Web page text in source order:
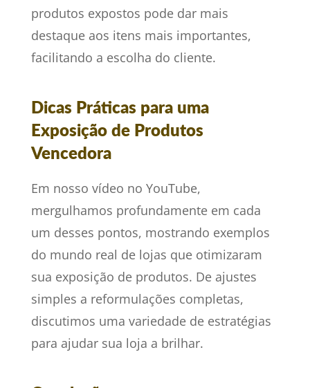
produtos expostos pode dar mais
destaque aos itens mais importantes,
facilitando a escolha do cliente.
Dicas Práticas para uma
Exposição de Produtos
Vencedora
Em nosso vídeo no YouTube,
mergulhamos profundamente em cada
um desses pontos, mostrando exemplos
do mundo real de lojas que otimizaram
sua exposição de produtos. De ajustes
simples a reformulações completas,
discutimos uma variedade de estratégias
para ajudar sua loja a brilhar.